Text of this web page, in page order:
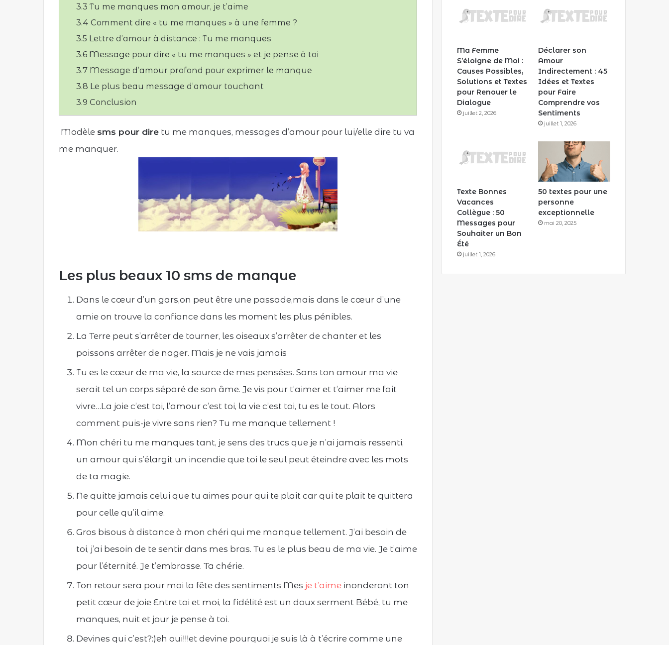
3.3 Tu me manques mon amour, je t’aime
3.4 Comment dire « tu me manques » à une femme ?
3.5 Lettre d’amour à distance : Tu me manques
3.6 Message pour dire « tu me manques » et je pense à toi
3.7 Message d’amour profond pour exprimer le manque
3.8 Le plus beau message d’amour touchant
3.9 Conclusion
Modèle sms pour dire tu me manques, messages d’amour pour lui/elle dire tu va
me manquer.
Les plus beaux 10 sms de manque
Dans le cœur d’un gars,on peut être une passade,mais dans le cœur d’une
amie on trouve la confiance dans les moment les plus pénibles.
La Terre peut s’arrêter de tourner, les oiseaux s’arrêter de chanter et les
poissons arrêter de nager. Mais je ne vais jamais
Tu es le cœur de ma vie, la source de mes pensées. Sans ton amour ma vie
serait tel un corps séparé de son âme. Je vis pour t’aimer et t’aimer me fait
vivre…La joie c’est toi, l’amour c’est toi, la vie c’est toi, tu es le tout. Alors
comment puis-je vivre sans rien? Tu me manque tellement !
Mon chéri tu me manques tant, je sens des trucs que je n’ai jamais ressenti,
un amour qui s’élargit un incendie que toi le seul peut éteindre avec les mots
de ta magie.
Ne quitte jamais celui que tu aimes pour qui te plait car qui te plait te quittera
pour celle qu’il aime.
Gros bisous à distance à mon chéri qui me manque tellement. J’ai besoin de
toi, j’ai besoin de te sentir dans mes bras. Tu es le plus beau de ma vie. Je t’aime
pour l’éternité. Je t’embrasse. Ta chérie.
Ton retour sera pour moi la fête des sentiments Mes je t’aime inonderont ton
petit cœur de joie Entre toi et moi, la fidélité est un doux serment Bébé, tu me
manques, nuit et jour je pense à toi.
Devines qui c’est?:)eh oui!!!et devine pourquoi je suis là à t’écrire comme une
Ma Femme
S’éloigne de Moi :
Causes Possibles,
Solutions et Textes
pour Renouer le
Dialogue
juillet 2, 2026
Déclarer son
Amour
Indirectement : 45
Idées et Textes
pour Faire
Comprendre vos
Sentiments
juillet 1, 2026
Texte Bonnes
Vacances
Collègue : 50
Messages pour
Souhaiter un Bon
Été
juillet 1, 2026
50 textes pour une
personne
exceptionnelle
mai 20, 2025